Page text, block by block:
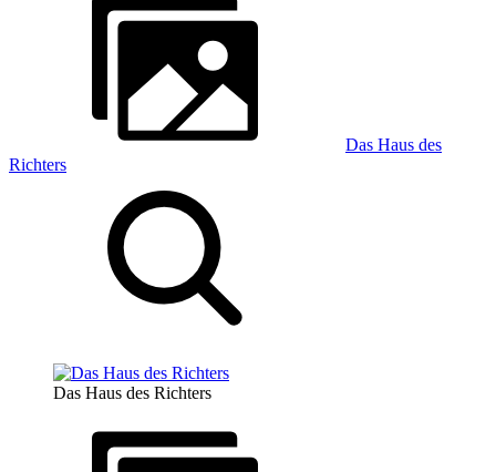
Das Haus des
Richters
Das Haus des Richters